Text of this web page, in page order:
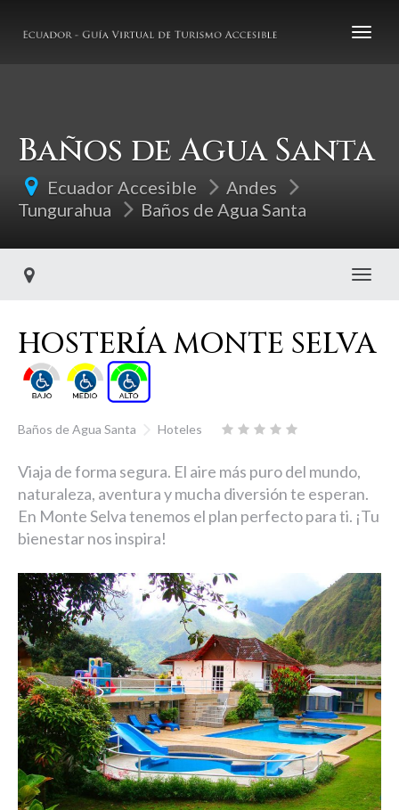
Baños de Agua Santa
Ecuador Accesible
Andes
Tungurahua
Baños de Agua Santa
HOSTERÍA MONTE SELVA
Baños de Agua Santa Hoteles
Viaja de forma segura. El aire más puro del mundo,
naturaleza, aventura y mucha diversión te esperan.
En Monte Selva tenemos el plan perfecto para ti. ¡Tu
bienestar nos inspira!